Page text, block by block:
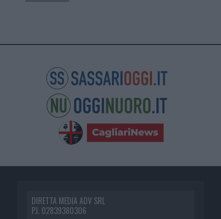
DIRETTA MEDIA ADV SRL
P.I. 02839380306